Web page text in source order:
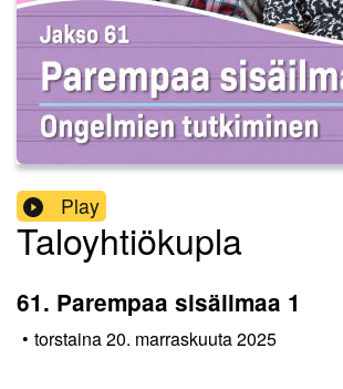
Play
Taloyhtiökupla
61. Parempaa sisäilmaa 1
• torstaina 20. marraskuuta 2025